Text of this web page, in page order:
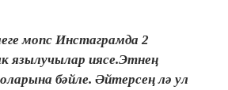
мопс Инстаграмда 2
язылучылар иясе.Этнең
бәйле. Әйтерсең лә ул